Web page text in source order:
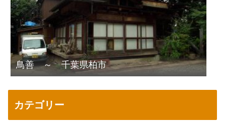
鳥善 ～ 千葉県柏市
カテゴリー